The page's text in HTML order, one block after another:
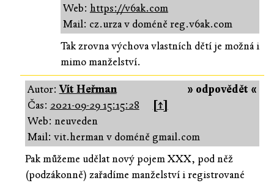
Web: https://v6ak.com
Mail: cz.urza v doméně reg.v6ak.com
Tak zrovna výchova vlastních dětí je možná i
mimo manželství.
» odpovědět «
Autor:Vít Heřman
Čas: 2021-09-29 15:15:28
[↑]
Web: neuveden
Mail: vit.herman v doméně gmail.com
Pak můžeme udělat nový pojem XXX, pod něž
(podzákonně) zařadíme manželství i registrované